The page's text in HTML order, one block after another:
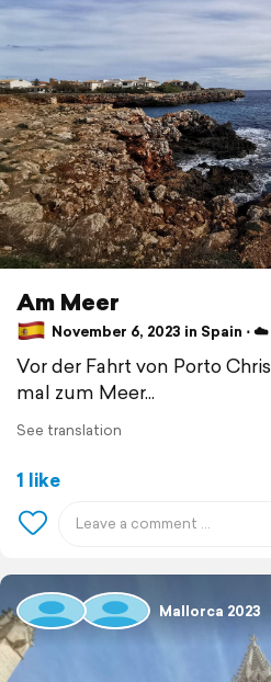
Am Meer
November 6, 2023 in Spain ⋅ ☁️
Vor der Fahrt von Porto
mal zum Meer...
See translation
1 like
Mallorca 2023